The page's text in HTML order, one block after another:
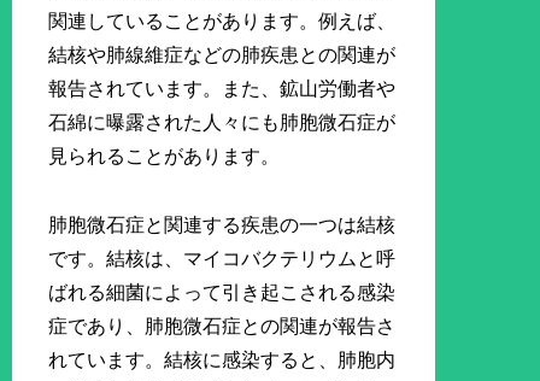
関連していることがあります。例えば、
結核や肺線維症などの肺疾患との関連が
報告されています。また、鉱山労働者や
石綿に曝露された人々にも肺胞微石症が
見られることがあります。
肺胞微石症と関連する疾患の一つは結核
です。結核は、マイコバクテリウムと呼
ばれる細菌によって引き起こされる感染
症であり、肺胞微石症との関連が報告さ
れています。結核に感染すると、肺胞内